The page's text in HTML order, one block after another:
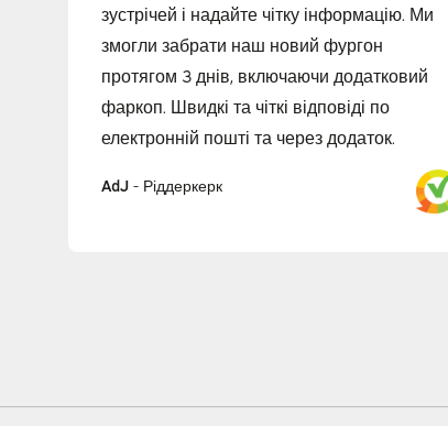
зустрічей і надайте чітку інформацію. Ми
змогли забрати наш новий фургон
протягом 3 днів, включаючи додатковий
фаркоп. Швидкі та чіткі відповіді по
електронній пошті та через додаток.
AdJ - Ріддеркерк